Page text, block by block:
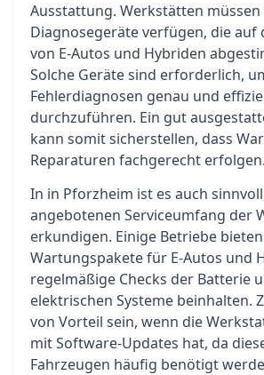
Ausstattung. Werkstätten
Diagnosegeräte verfügen, die auf
von E-Autos und Hybriden
Solche Geräte sind erforderlich,
Fehlerdiagnosen genau und
durchzuführen. Ein gut
kann somit sicherstellen, dass
Reparaturen fachgerecht erfolgen.
In in Pforzheim ist es auch
angebotenen Serviceumfang der
erkundigen. Einige Betriebe
Wartungspakete für E-Autos und
regelmäßige Checks der Batterie
elektrischen Systeme beinhalten.
von Vorteil sein, wenn die
mit Software-Updates hat, da
Fahrzeugen häufig benötigt